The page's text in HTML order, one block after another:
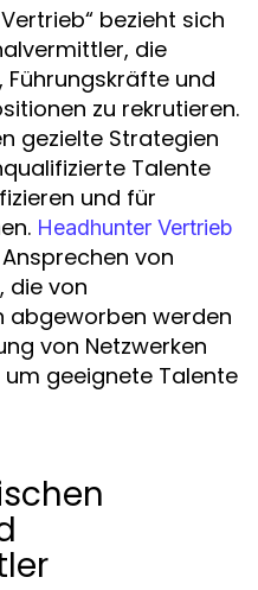
bezieht sich
die
und
zu rekrutieren.
gezielte Strategien
Talente
und für
Headhunter Vertrieb
von
die von
abgeworben werden
von Netzwerken
geeignete Talente